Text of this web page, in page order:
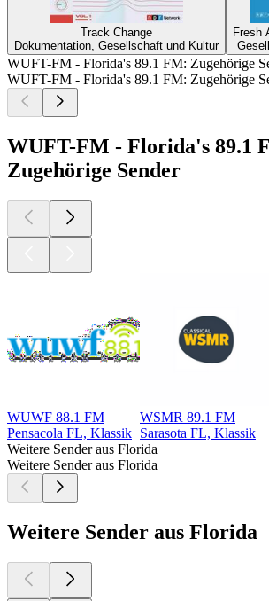
Track Change
Dokumentation, Gesellschaft und Kultur
Fresh
WUFT-FM - Florida's 89.1 FM: Zugehörige
WUFT-FM - Florida's 89.1 FM: Zugehörige
WUFT-FM - Florida's 89.1
Zugehörige Sender
WUWF 88.1 FM
Pensacola FL, Klassik
WSMR 89.1 FM
Sarasota FL, Klassik
Weitere Sender aus Florida
Weitere Sender aus Florida
Weitere Sender aus Florida